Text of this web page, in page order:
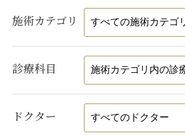
施術カテゴリ
診療科目
ドクター